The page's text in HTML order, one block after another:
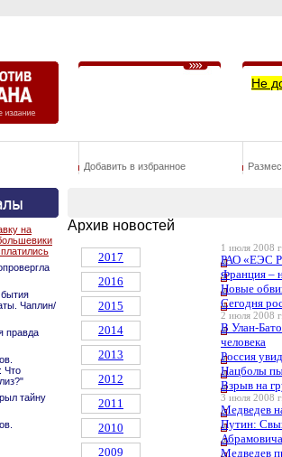
Не
Добавить в избранное
на
бытия
Чаплин/
правда
Что
тайну
Архив новостей
2017
2016
2015
2014
2013
2012
2011
2010
2009
1 июля 2008
РАО «ЕЭС
Франция –
Новые
Сегодня
2 июля 2008
В Улан-
человека
Россия
Нацболы
Взрыв на
3 июля 2008
Медведев
Путин:
Медведев